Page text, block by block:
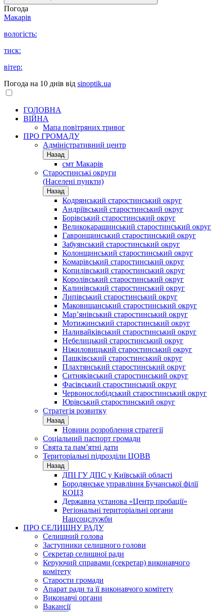
Погода
Макарів
вологість:
тиск:
вітер:
Погода на 10 днів від sinoptik.ua
ГОЛОВНА
ВІЙНА
Мапа повітряних тривог
ПРО ГРОМАДУ
Aдміністративний центр
Назад
смт Макарів
Старостинські округи
(Населені пункти)
Назад
Кодрянський старостинський округ
Андріївський старостинський округ
Борівський старостинський округ
Великокарашинський старостинський округ
Гавронщинський старостинський округ
Забуянський старостинський округ
Колонщинський старостинський округ
Комарівський старостинський округ
Копилівський старостинський округ
Королівський старостинський округ
Калинівський старостинський округ
Липівський старостинський округ
Маковищанський старостинський округ
Мар’янівський старостинський округ
Мотижинський старостинський округ
Наливайківський старостинський округ
Небелицький старостинський округ
Ніжиловицький старостинський округ
Пашківський старостинський округ
Плахтянський старостинський округ
Ситняківський старостинський округ
Фасівський старостинський округ
Червонослобідський старостинський округ
Юрівський старостинський округ
Стратегія розвитку
Назад
Новини розроблення стратегії
Соціальний паспорт громади
Свята та пам’ятні дати
Територіальні підрозділи ЦОВВ
Назад
ДПІ ГУ ДПС у Київській області
Бородянське управління Бучанської філії
КОЦЗ
Державна установа «Центр пробації»
Регіональні територіальні органи
Нацсоцслужби
ПРО СЕЛИЩНУ РАДУ
Селищний голова
Заступники селищного голови
Секретар селищної ради
Керуючий справами (секретар) виконавчого
комітету
Старости громади
Апарат ради та її виконавчого комітету
Виконавчі органи
Вакансії